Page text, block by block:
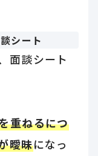
シート
面談シート
重ねるにつ
曖昧になっ